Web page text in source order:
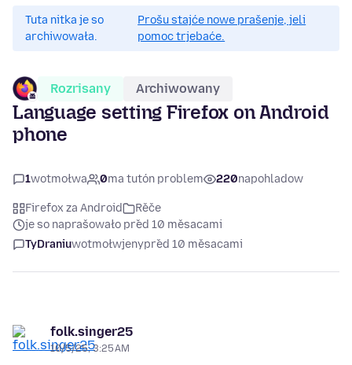
Tuta nitka je so
archiwowała.
Prošu stajće nowe prašenje, jeli
pomoc trjebaće.
Rozrisany Archiwowany
Language setting Firefox on Android
phone
1wotmołwa 0ma tutón problem 220napohladow
Firefox za Android
Rěče
je so naprašowało před 10 měsacami
TyDraniuwotmołwjenypřed 10 měsacami
folk.singer25
10/5/25, 3:25 AM